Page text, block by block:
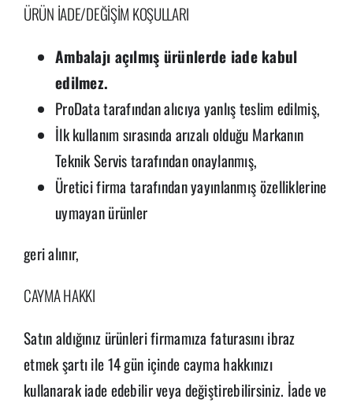
ÜRÜN İADE/DEĞİŞİM KOŞULLARI
Ambalajı açılmış ürünlerde iade kabul
edilmez.
ProData tarafından alıcıya yanlış teslim edilmiş,
İlk kullanım sırasında arızalı olduğu Markanın
Teknik Servis tarafından onaylanmış,
Üretici firma tarafından yayınlanmış özelliklerine
uymayan ürünler
geri alınır,
CAYMA HAKKI
Satın aldığınız ürünleri firmamıza faturasını ibraz
etmek şartı ile 14 gün içinde cayma hakkınızı
kullanarak iade edebilir veya değiştirebilirsiniz. İade ve